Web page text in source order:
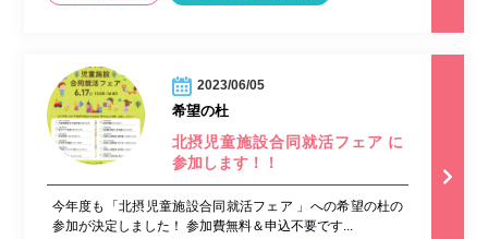
2023/06/05
希望の杜
北摂児童施設合同就活フェア に
参加します！！
今年度も「北摂児童施設合同就活フェア 」への希望の杜の
参加が決定しました！ 参加費無料＆申込不要です...